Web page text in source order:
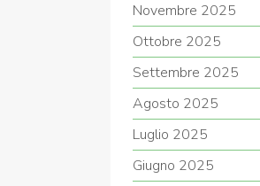
Novembre 2025
Ottobre 2025
Settembre 2025
Agosto 2025
Luglio 2025
Giugno 2025